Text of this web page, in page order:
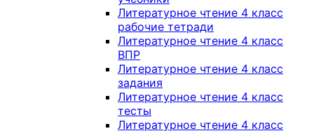
Литературное чтение 4 класс
рабочие тетради
Литературное чтение 4 класс
ВПР
Литературное чтение 4 класс
задания
Литературное чтение 4 класс
тесты
Литературное чтение 4 класс